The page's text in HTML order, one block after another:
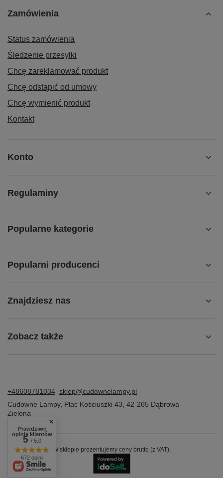
Zamówienia
Status zamówienia
Śledzenie przesyłki
Chcę zareklamować produkt
Chcę odstąpić od umowy
Chcę wymienić produkt
Kontakt
Konto
Regulaminy
Popularne kategorie
Popularni producenci
Znajdziesz nas
Zobacz także
+48608781034 sklep@cudownelampy.pl
Cudowne Lampy, Plac Kościuszki 43 42-265 Dąbrowa
Zielona
W sklepie prezentujemy ceny brutto (z VAT).
Prawdziwe
opinie klientów
5/ 5.0
672 opinii